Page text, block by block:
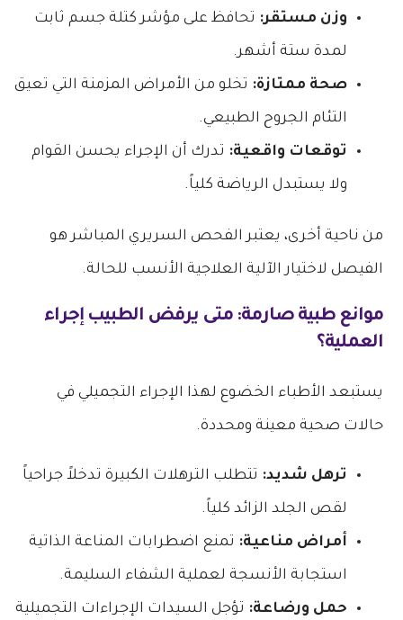
وزن مستقر: تحافظ على مؤشر كتلة جسم ثابت
لمدة ستة أشهر.
صحة ممتازة: تخلو من الأمراض المزمنة التي تعيق
التئام الجروح الطبيعي.
توقعات واقعية: تدرك أن الإجراء يحسن القوام
ولا يستبدل الرياضة كلياً.
​من ناحية أخرى، يعتبر الفحص السريري المباشر هو
الفيصل لاختيار الآلية العلاجية الأنسب للحالة.
​موانع طبية صارمة: متى يرفض الطبيب إجراء
العملية؟
​يستبعد الأطباء الخضوع لهذا الإجراء التجميلي في
حالات صحية معينة ومحددة.
ترهل شديد: تتطلب الترهلات الكبيرة تدخلاً جراحياً
لقص الجلد الزائد كلياً.
أمراض مناعية: تمنع اضطرابات المناعة الذاتية
استجابة الأنسجة لعملية الشفاء السليمة.
حمل ورضاعة: تؤجل السيدات الإجراءات التجميلية